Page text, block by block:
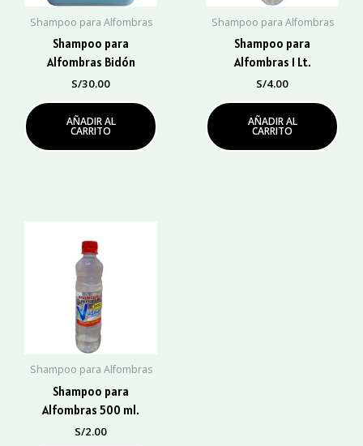
Shampoo para Alfombras
Shampoo para
Alfombras Bidón
S/30.00
AÑADIR AL
CARRITO
Shampoo para Alfombras
Shampoo para
Alfombras 1 Lt.
S/4.00
AÑADIR AL
CARRITO
Shampoo para Alfombras
Shampoo para
Alfombras 500 ml.
S/2.00